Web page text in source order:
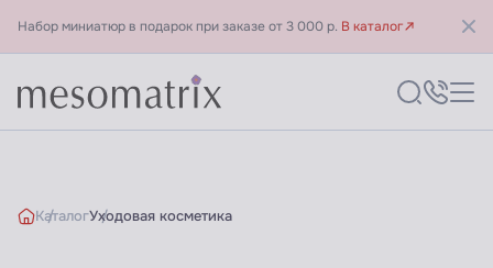
Набор миниатюр в подарок при заказе от 3 000 р. В каталог
КаталогУходовая косметика